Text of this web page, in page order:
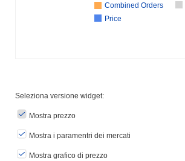
Combined Orders
Price
Seleziona versione widget:
Mostra prezzo
Mostra i paramentri dei mercati
Mostra grafico di prezzo